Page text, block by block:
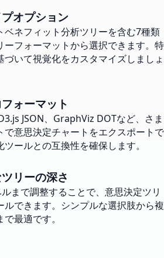
オプション
ベネフィット分析ツリーを含む7種類
ーフォーマットから選択できます。特
いて視覚化をカスタマイズしましょ
ォーマット
JSON、GraphViz DOTなど、さま
で意思決定チャートをエクスポートで
ールとの互換性を確保します。
リーの深さ
まで調整することで、意思決定ツリ
ルできます。シンプルな選択肢から複
最適です。